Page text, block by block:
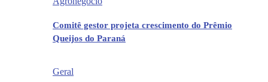
Comitê gestor projeta crescimento do Prêmio
Queijos do Paraná
Geral